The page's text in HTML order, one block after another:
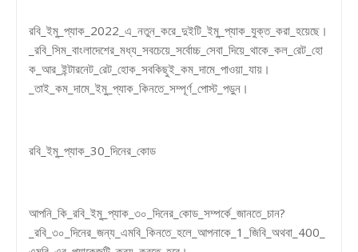
রবি_ইমু_প্যাক_2022_এ_নতুন_করে_দুইটি_ইমু_প্যাক_যুক্ত_করা_হয়েছে।
_রবি_সিম_বাংলাদেশের_মধ্য_সবচেয়ে_সর্বোচ্চ_সেবা_দিয়ে_থাকে_কল_রেট_হো
ক_আর_ইন্টারনেট_রেট_হোক_সবকিছুই_কম_দামে_পাওয়া_যায়।
_তাই_কম_দামে_ইমু_প্যাক_কিনতে_সম্পূর্ণ_পোস্ট_পড়ুন।
রবি_ইমু_প্যাক_30_দিনের_কোড
আপনি_কি_রবি_ইমু_প্যাক_৩০_দিনের_কোড_সম্পর্কে_জানতে_চান?
_রবি_৩০_দিনের_জন্য_এমবি_কিনতে_হলে_আপনাকে_1_জিবি_অথবা_400_